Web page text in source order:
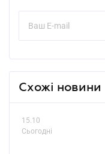
Схожі новини
15.10
Сьогодні